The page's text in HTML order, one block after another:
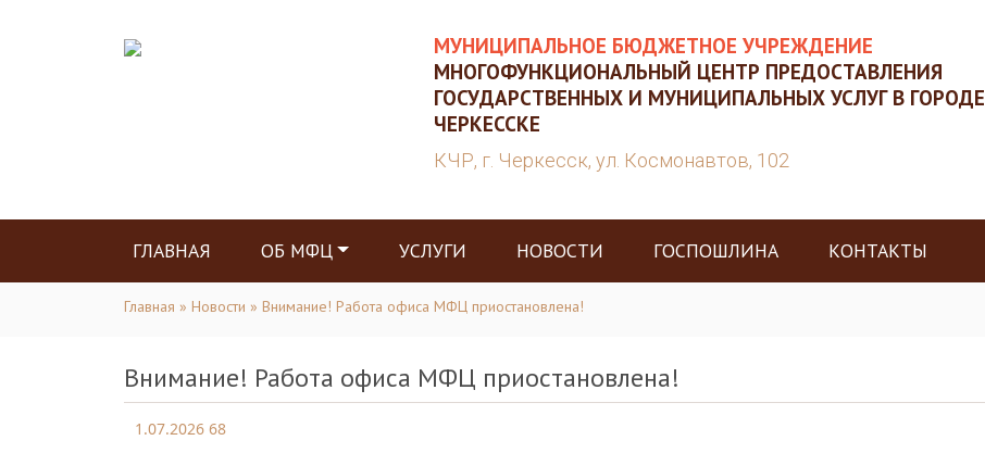
МУНИЦИПАЛЬНОЕ БЮДЖЕТНОЕ УЧРЕЖДЕНИЕ
МНОГОФУНКЦИОНАЛЬНЫЙ ЦЕНТР ПРЕДОСТАВЛЕНИЯ
ГОСУДАРСТВЕННЫХ И МУНИЦИПАЛЬНЫХ УСЛУГ В ГОРОДЕ
ЧЕРКЕССКЕ
КЧР, г. Черкесск, ул. Космонавтов, 102
ГЛАВНАЯ ОБ МФЦ УСЛУГИ НОВОСТИ ГОСПОШЛИНА КОНТАКТЫ
Главная » Новости » Внимание! Работа офиса МФЦ приостановлена!
Внимание! Работа офиса МФЦ приостановлена!
1.07.2026 68